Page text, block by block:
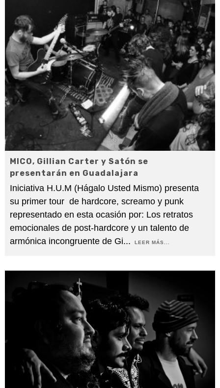
MICO, Gillian Carter y Satón se
presentarán en Guadalajara
Iniciativa H.U.M (Hágalo Usted Mismo) presenta
su primer tour de hardcore, screamo y punk
representado en esta ocasión por: Los retratos
emocionales de post-hardcore y un talento de
armónica incongruente de Gi... LEER MÁS...